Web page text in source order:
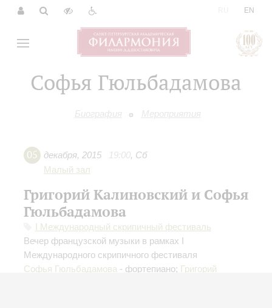
EN
Софья Гюльбадамова
Биография Мероприятия
05 декабря, 2015 19:00, Сб
Малый зал
Григорий Калиновский и Софья
Гюльбадамова
I Международный скрипичный фестиваль
Вечер французской музыки в рамках I
Международного скрипичного фестиваля
Софья Гюльбадамова - фортепиано; Григорий